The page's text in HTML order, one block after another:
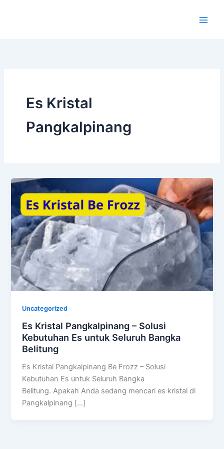
Es Kristal
Pangkalpinang
Uncategorized
Es Kristal Pangkalpinang – Solusi
Kebutuhan Es untuk Seluruh Bangka
Belitung
Es Kristal Pangkalpinang Be Frozz – Solusi
Kebutuhan Es untuk Seluruh Bangka
Belitung. Apakah Anda sedang mencari es kristal di
Pangkalpinang […]